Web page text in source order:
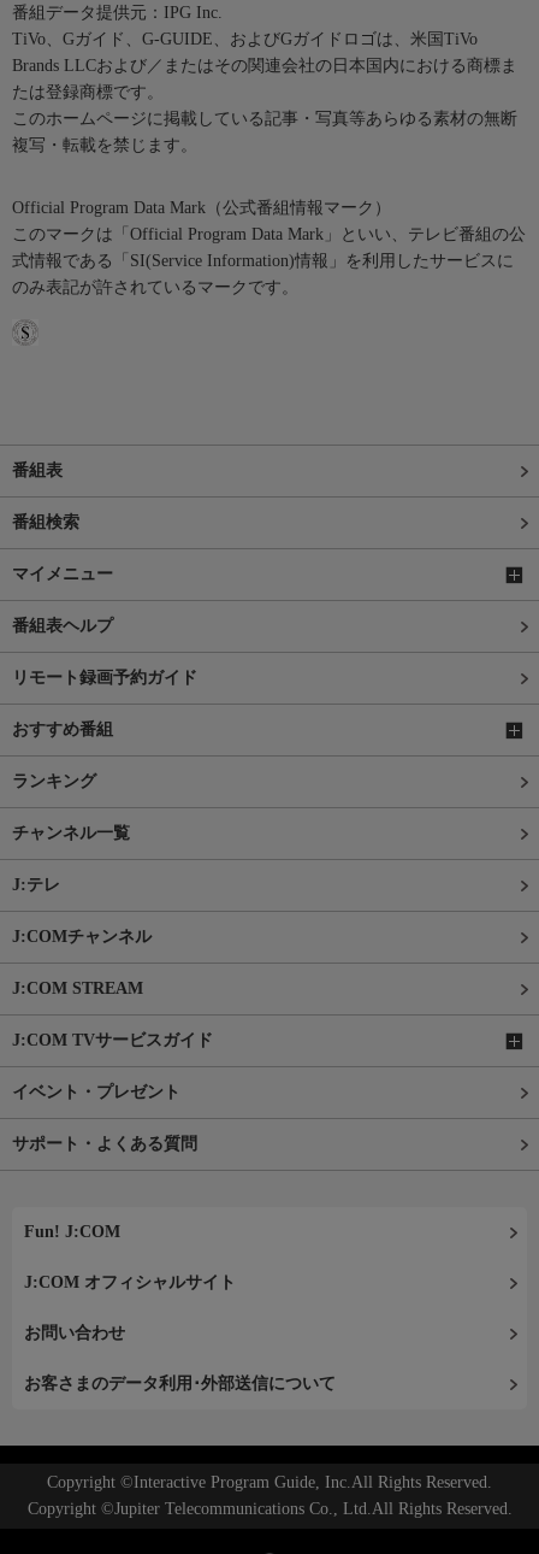
番組データ提供元：IPG Inc.
TiVo、Gガイド、G-GUIDE、およびGガイドロゴは、米国TiVo
Brands LLCおよび／またはその関連会社の日本国内における商標ま
たは登録商標です。
このホームページに掲載している記事・写真等あらゆる素材の無断
複写・転載を禁じます。
Official Program Data Mark（公式番組情報マーク）
このマークは「Official Program Data Mark」といい、テレビ番組の公
式情報である「SI(Service Information)情報」を利用したサービスに
のみ表記が許されているマークです。
番組表
番組検索
マイメニュー
番組表ヘルプ
リモート録画予約ガイド
おすすめ番組
ランキング
チャンネル一覧
J:テレ
J:COMチャンネル
J:COM STREAM
J:COM TVサービスガイド
イベント・プレゼント
サポート・よくある質問
Fun! J:COM
J:COM オフィシャルサイト
お問い合わせ
お客さまのデータ利用･外部送信について
Copyright ©Interactive Program Guide, Inc.All Rights Reserved.
Copyright ©Jupiter Telecommunications Co., Ltd.All Rights Reserved.